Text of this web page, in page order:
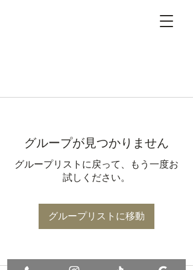
グループが見つかりません
グループリストに戻って、もう一度お
試しください。
グループリストに移動